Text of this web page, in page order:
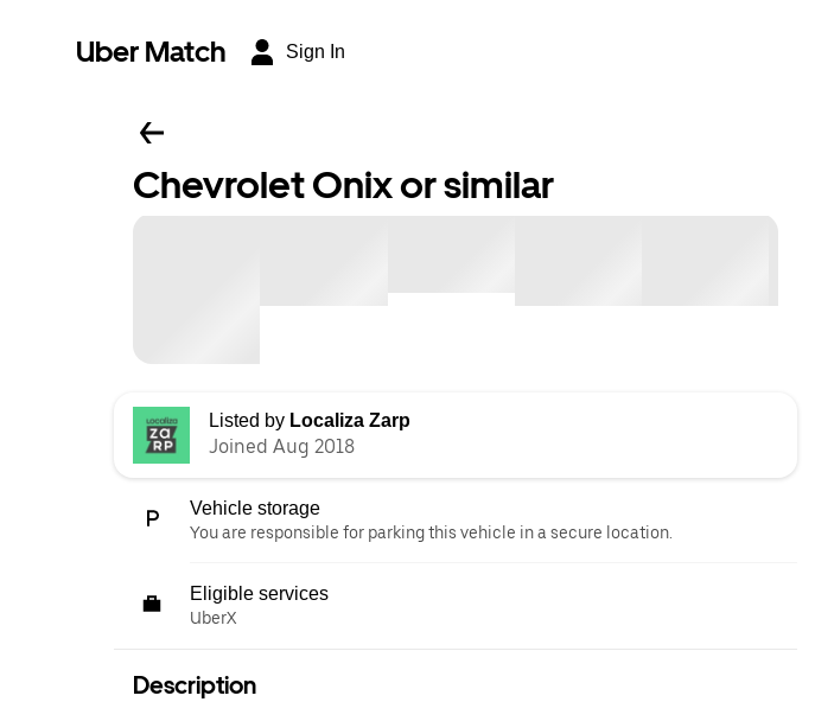
Uber Match Sign In
Chevrolet Onix or similar
Listed by Localiza Zarp
Joined Aug 2018
Vehicle storage
You are responsible for parking this vehicle in a secure location.
Eligible services
UberX
Description